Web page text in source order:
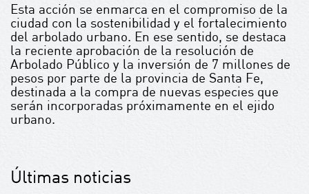
Esta acción se enmarca en el compromiso de la
ciudad con la sostenibilidad y el fortalecimiento
del arbolado urbano. En ese sentido, se destaca
la reciente aprobación de la resolución de
Arbolado Público y la inversión de 7 millones de
pesos por parte de la provincia de Santa Fe,
destinada a la compra de nuevas especies que
serán incorporadas próximamente en el ejido
urbano.
Últimas noticias